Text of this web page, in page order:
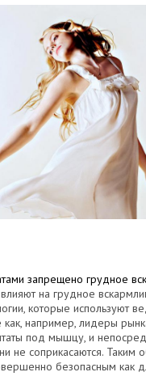
запрещено грудное
на грудное
которые используют
как, например, лидеры
под мышцу, и
не соприкасаются. Таким
безопасным как